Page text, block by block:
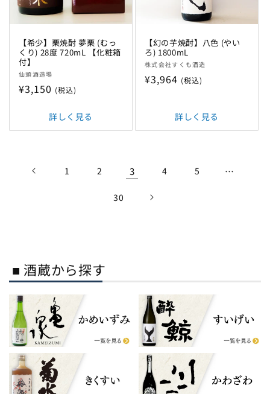
【希少】栗焼酎 夢栗 (むっ
くり) 28度 720mL 【化粧箱
付】
販
売
仙頭酒造場
通
格
¥3,150 (税込)
詳しく見る
【幻の芋焼酎】八色 (やい
ろ) 1800mL
販
売
株式会社すくも酒造
通
¥3,964 (税込)
詳しく見る
1 2 3 4 5 …
30
■ 酒蔵から探す